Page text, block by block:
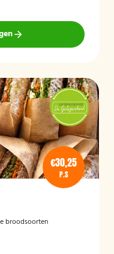
€30,25
P.S
broodsoorten